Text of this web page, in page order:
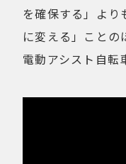
を確保する」より
に変える」ことの
電動アシスト自転